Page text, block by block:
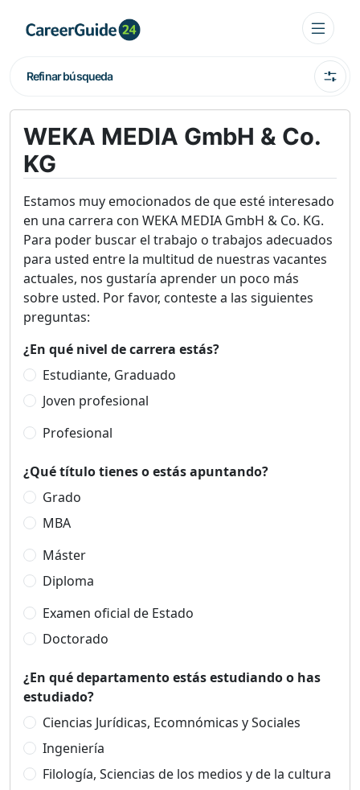
Refinar búsqueda
WEKA MEDIA GmbH & Co.
KG
Estamos muy emocionados de que esté interesado
en una carrera con WEKA MEDIA GmbH & Co. KG.
Para poder buscar el trabajo o trabajos adecuados
para usted entre la multitud de nuestras vacantes
actuales, nos gustaría aprender un poco más
sobre usted. Por favor, conteste a las siguientes
preguntas:
¿En qué nivel de carrera estás?
Estudiante, Graduado
Joven profesional
Profesional
¿Qué título tienes o estás apuntando?
Grado
MBA
Máster
Diploma
Examen oficial de Estado
Doctorado
¿En qué departamento estás estudiando o has
estudiado?
Ciencias Jurídicas, Ecomnómicas y Sociales
Ingeniería
Filología, Sciencias de los medios y de la cultura